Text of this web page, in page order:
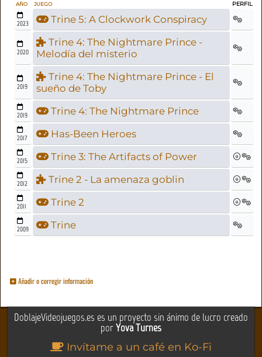
AÑO JUEGO PERFIL
2023 Trine 5: A Clockwork Conspiracy
2020
Trine 4: The Nightmare Prince -
Melodía del misterio
2019
Trine 4: The Nightmare Prince - El
sueño de Toby
2019 Trine 4: The Nightmare Prince
2017 Has-Been Heroes
2015 Trine 3: The Artifacts of Power
2012 Trine 2 - La amenaza goblin
2011 Trine 2
2009 Trine
Añadir o corregir información
DoblajeVideojuegos.es es un proyecto sin ánimo de lucro creado
porYova Turnes
Invítame a un café en Ko-Fi